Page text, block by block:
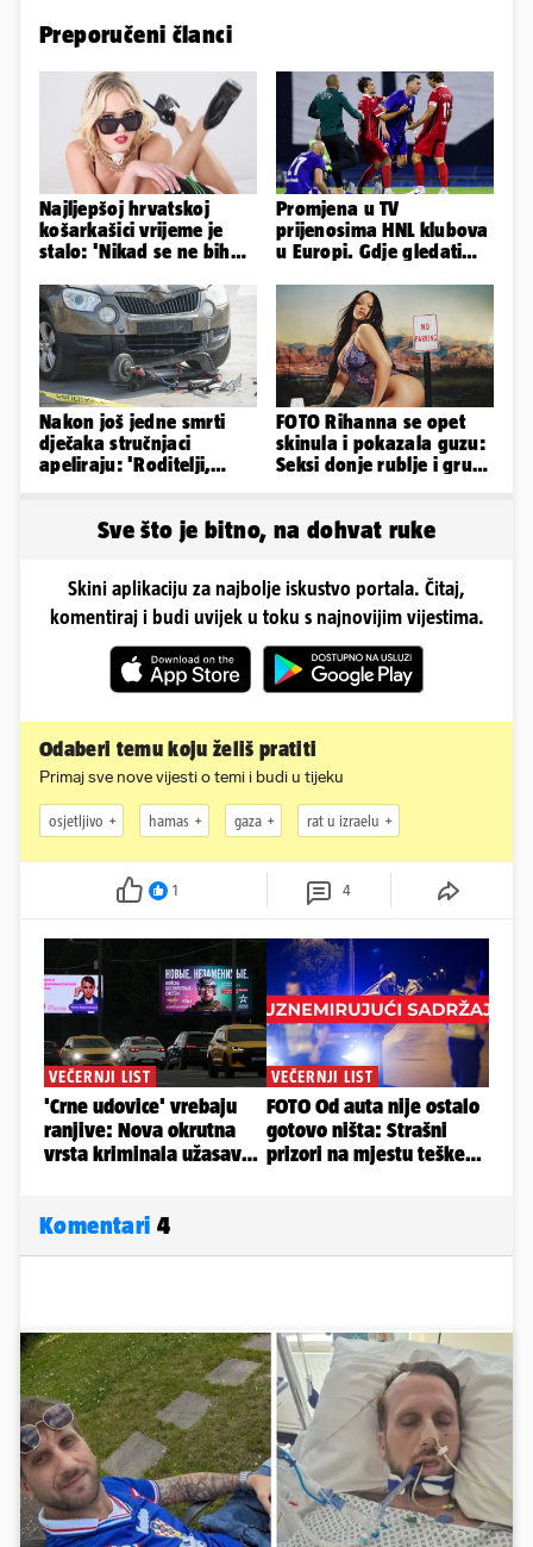
Preporučeni članci
Najljepšoj hrvatskoj
košarkašici vrijeme je
stalo: 'Nikad se ne bih
Playboy...'
Promjena u TV
prijenosima HNL klubova
u Europi. Gdje gledati
Rijeku?
Nakon još jedne smrti
dječaka stručnjaci
apeliraju: 'Roditelji,
FOTO Rihanna se opet
skinula i pokazala guzu:
Seksi donje rublje i grudi
Sve što je bitno, na dohvat ruke
Skini aplikaciju za najbolje iskustvo portala. Čitaj,
komentiraj i budi uvijek u toku s najnovijim vijestima.
Odaberi temu koju želiš pratiti
Primaj sve nove vijesti o temi i budi u tijeku
osjetljivo hamas gaza rat u izraelu
1 4
Komentari 4